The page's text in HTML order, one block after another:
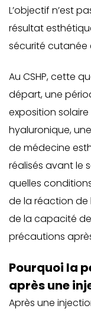
L’objectif n’est
résultat
sécurité cutanée
Au CSHP, cette
départ, une
exposition
hyaluronique,
de médecine
réalisés avant le
quelles
de la réaction de
de la capacité
précautions
Pourquoi la
après une
Après une